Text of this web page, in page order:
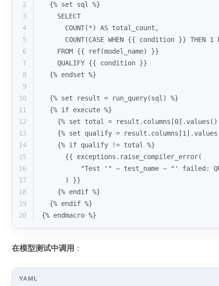
2
  {% set sql %}
3
    SELECT
4
      COUNT(*) AS total_count,
5
COUNT(CASE WHEN {{ condition }} THEN 1
6
    FROM {{ ref(model_name) }}
7
    QUALIFY {{ condition }}
8
  {% endset %}
9
10
  {% set result = run_query(sql) %}
11
  {% if execute %}
12
{% set total =
13
{% set qualify =
14
    {% if qualify != total %}
15
      {{ exceptions.raise_compiler_error(
16
"Test '" ~ test_name ~ "' failed:
17
      ) }}
18
    {% endif %}
19
  {% endif %}
20
{% endmacro %}
在模型测试中调用 ：
YAML